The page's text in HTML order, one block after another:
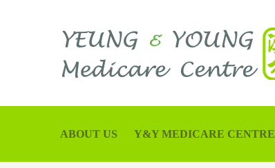
ABOUT US Y&Y MEDICARE CENTRE